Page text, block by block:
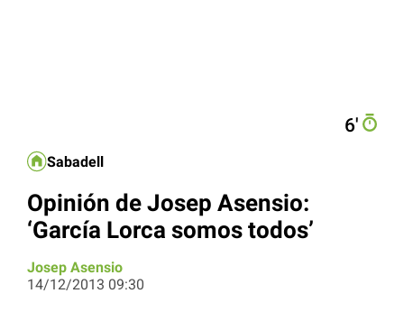
6′
Sabadell
Opinión de Josep Asensio:
‘García Lorca somos todos’
Josep Asensio
14/12/2013 09:30